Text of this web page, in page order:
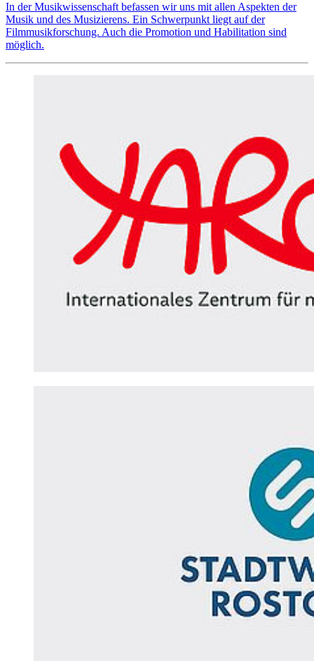
In der Musikwissenschaft befassen wir uns mit allen Aspekten der
Musik und des Musizierens. Ein Schwerpunkt liegt auf der
Filmmusikforschung. Auch die Promotion und Habilitation sind
möglich.